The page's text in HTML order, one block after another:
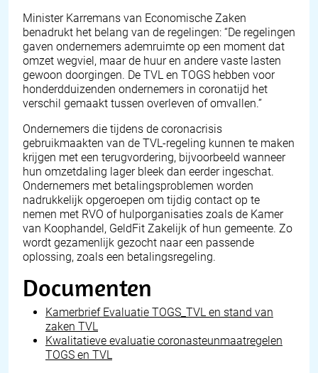
Minister Karremans van Economische Zaken
benadrukt het belang van de regelingen: “De regelingen
gaven ondernemers ademruimte op een moment dat
omzet wegviel, maar de huur en andere vaste lasten
gewoon doorgingen. De TVL en TOGS hebben voor
honderdduizenden ondernemers in coronatijd het
verschil gemaakt tussen overleven of omvallen.”
Ondernemers die tijdens de coronacrisis
gebruikmaakten van de TVL-regeling kunnen te maken
krijgen met een terugvordering, bijvoorbeeld wanneer
hun omzetdaling lager bleek dan eerder ingeschat.
Ondernemers met betalingsproblemen worden
nadrukkelijk opgeroepen om tijdig contact op te
nemen met RVO of hulporganisaties zoals de Kamer
van Koophandel, GeldFit Zakelijk of hun gemeente. Zo
wordt gezamenlijk gezocht naar een passende
oplossing, zoals een betalingsregeling.
Documenten
Kamerbrief Evaluatie TOGS_TVL en stand van
zaken TVL
Kwalitatieve evaluatie coronasteunmaatregelen
TOGS en TVL